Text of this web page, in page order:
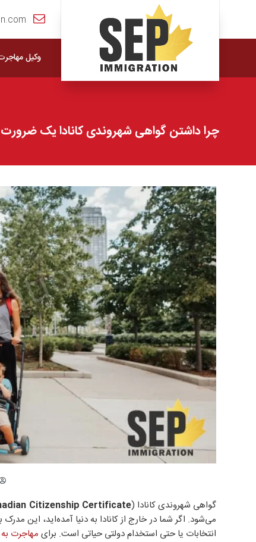
وکیل مهاجرت
چرا داشتن گواهی شهروندی کانادا یک
گواهی شهروندی کانادا (Citizenship Certificate
انتخابات یا حتی استخدام دولتی حیاتی است. برایمهاجرت به